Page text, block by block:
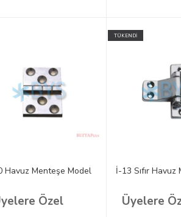
Havuz Menteşe Model
Özel
TÜKENDİ
İ-13 Sıfır Havuz
Üyelere